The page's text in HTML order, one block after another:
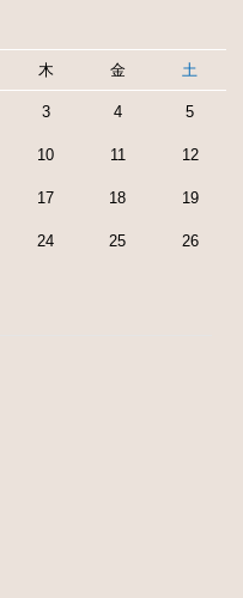
木 金 土
3 4 5
10 11 12
17 18 19
24 25 26